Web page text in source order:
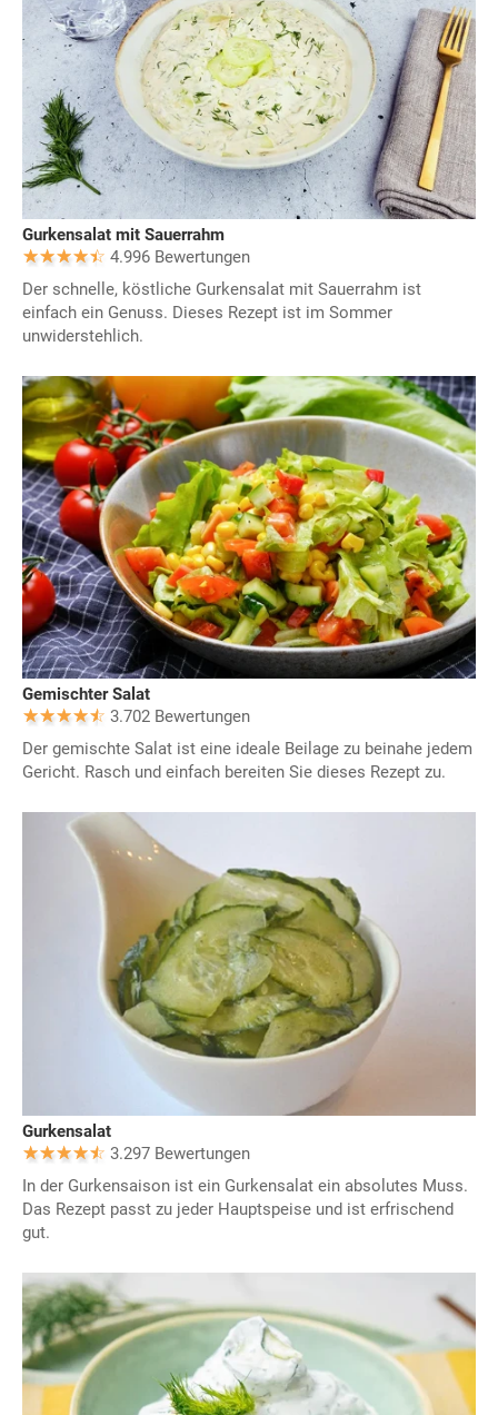
Gurkensalat mit Sauerrahm
4.996 Bewertungen
Der schnelle, köstliche Gurkensalat mit Sauerrahm ist
einfach ein Genuss. Dieses Rezept ist im Sommer
unwiderstehlich.
Gemischter Salat
3.702 Bewertungen
Der gemischte Salat ist eine ideale Beilage zu beinahe jedem
Gericht. Rasch und einfach bereiten Sie dieses Rezept zu.
Gurkensalat
3.297 Bewertungen
In der Gurkensaison ist ein Gurkensalat ein absolutes Muss.
Das Rezept passt zu jeder Hauptspeise und ist erfrischend
gut.